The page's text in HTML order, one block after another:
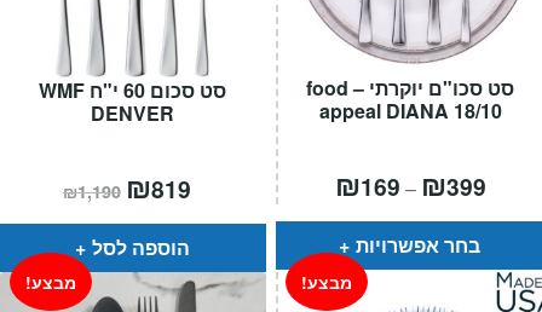
סט סכום 60 י"ח WMF
DENVER
₪1,190 המחיר
המקורי
היה:
₪819
הוא:
הוספה לסל
סט סכו"ם יוקרתי – food
appeal DIANA 18/10
₪169 – ₪399טווח
⁦₪169⁩
בחר אפשרויות
מבצע! מבצע!